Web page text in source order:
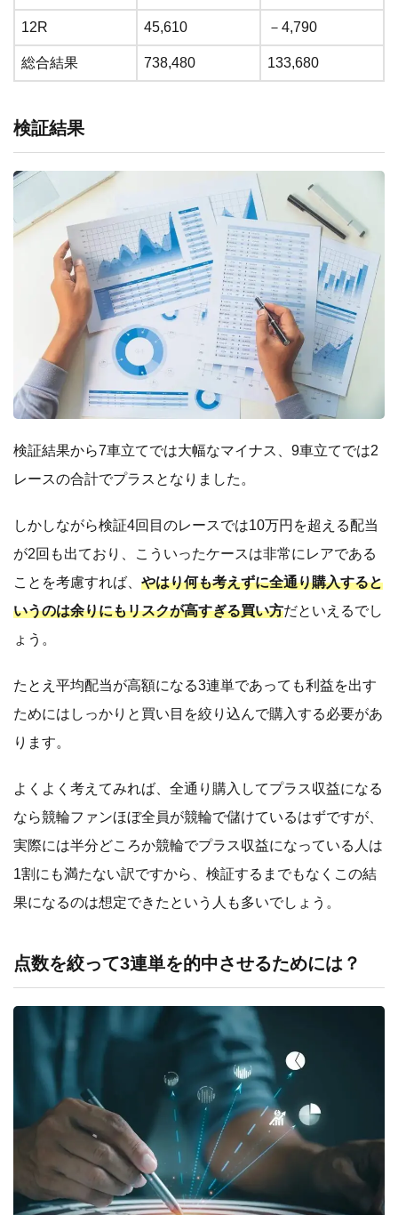
12R 45,610 －4,790
総合結果 738,480 133,680
検証結果
検証結果から7車立てでは大幅なマイナス、9車立てでは2
レースの合計でプラスとなりました。
しかしながら検証4回目のレースでは10万円を超える配当
が2回も出ており、こういったケースは非常にレアである
ことを考慮すれば、 やはり何も考えずに全通り購入すると
いうのは余りにもリスクが高すぎる買い方だといえるでし
ょう。
たとえ平均配当が高額になる3連単であっても利益を出す
ためにはしっかりと買い目を絞り込んで購入する必要があ
ります。
よくよく考えてみれば、全通り購入してプラス収益になる
なら競輪ファンほぼ全員が競輪で儲けているはずですが、
実際には半分どころか競輪でプラス収益になっている人は
1割にも満たない訳ですから、検証するまでもなくこの結
果になるのは想定できたという人も多いでしょう。
点数を絞って3連単を的中させるためには？